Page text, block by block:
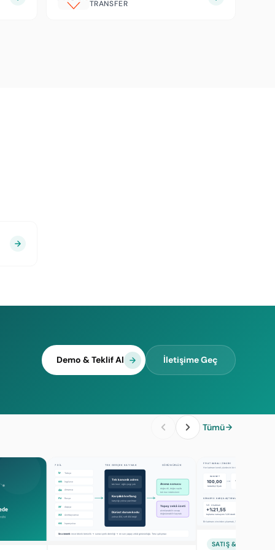
TRANSFER
Demo & Teklif Al İletişime Geç
Tümü
SATIŞ &